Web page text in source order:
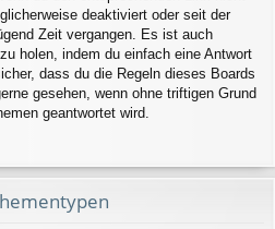
deaktiviert oder seit der
Zeit vergangen. Es ist auch
holen, indem du einfach eine Antwort
dass du die Regeln dieses Boards
gesehen, wenn ohne triftigen Grund
geantwortet wird.